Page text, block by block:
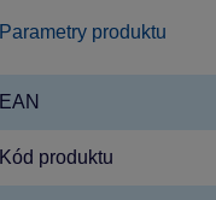
Parametry produktu
EAN
Kód produktu